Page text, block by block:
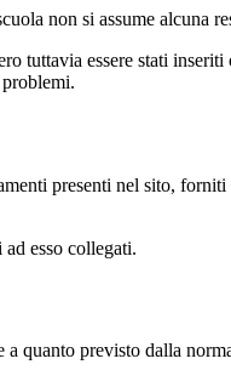
non si assume alcuna
tuttavia essere stati
presenti nel sito,
esso collegati.
quanto previsto dalla